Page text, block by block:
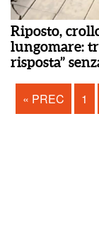
Riposto,
lungomare:
risposta”
« PREC 1